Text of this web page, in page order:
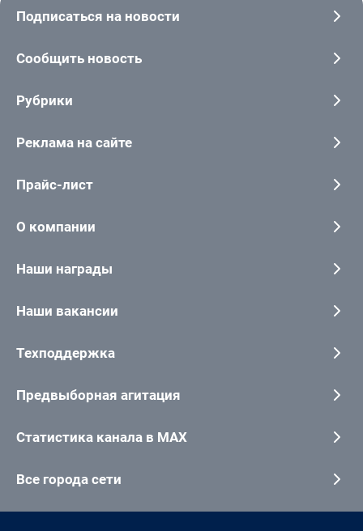
Подписаться на новости
Сообщить новость
Рубрики
Реклама на сайте
Прайс-лист
О компании
Наши награды
Наши вакансии
Техподдержка
Предвыборная агитация
Статистика канала в MAX
Все города сети